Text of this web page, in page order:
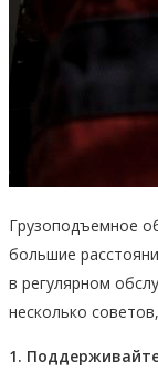
Грузоподъемное
большие
в регулярном
несколько
1.